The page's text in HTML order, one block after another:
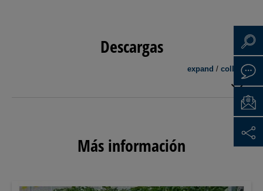
Descargas
expand / collapse
Más información